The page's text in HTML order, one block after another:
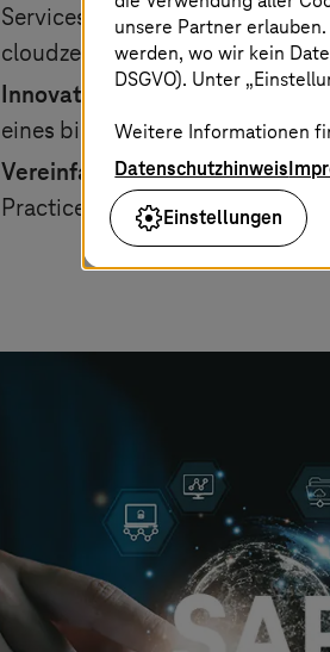
Services (SAP AMS) mit Fokus
cloudzentrierte Erweiterungen
Innovation
– schnellere
eines bi-modalen
Vereinfachung– zuverlässige
Practice-Ansatz
unsere Partner
werden, wo wir kein
DSGVO). Unter
Weitere Informationen
Datenschutzhinweis
Einstellungen